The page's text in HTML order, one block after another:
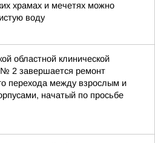
храмах и мечетях можно
воду
областной клинической
2 завершается ремонт
перехода между взрослым и
начатый по просьбе